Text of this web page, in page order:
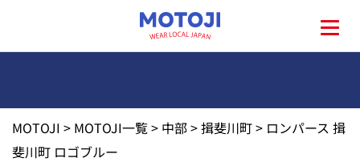
MOTOJI > MOTOJI一覧> 中部>揖斐川町> ロンパース 揖
斐川町 ロゴブルー